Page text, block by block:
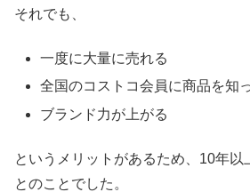
それでも、
一度に大量に売れる
全国のコストコ会員に商品を知
ブランド力が上がる
というメリットがあるため、10年以
とのことでした。